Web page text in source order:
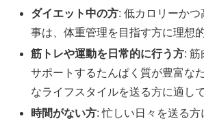
ダイエット中の方: 低カロリーか
事は、体重管理を目指す方に理想的
筋トレや運動を日常的に行う方: 筋
サポートするたんぱく質が豊富な
なライフスタイルを送る方に適し
時間がない方: 忙しい日々を送る